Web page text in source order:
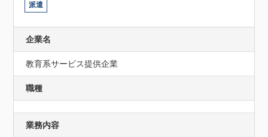
派遣
企業名
教育系サービス提供企業
職種
業務内容